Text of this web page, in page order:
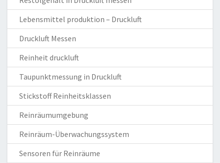
Lebensmittel produktion – Druckluft
Druckluft Messen
Reinheit druckluft
Taupunktmessung in Druckluft
Stickstoff Reinheitsklassen
Reinräumumgebung
Reinräum-Überwachungssystem
Sensoren für Reinräume